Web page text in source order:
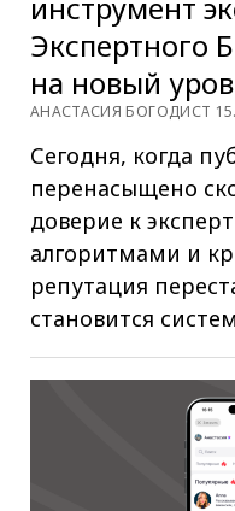
инструмент
Экспертного
на новый
АНАСТАСИЯ БОГОДИСТ
Сегодня, когда
перенасыщено
доверие к
алгоритмами и
репутация
становится